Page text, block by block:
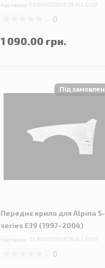
Код товару: 08.BW0005XE39.ALL.0.00
0
1 090.00 грн.
Переднє крило для Alpina 5-
series E39 (1997–2004)
Код товару: 05.BW0005XE39.ALL.0.00
0